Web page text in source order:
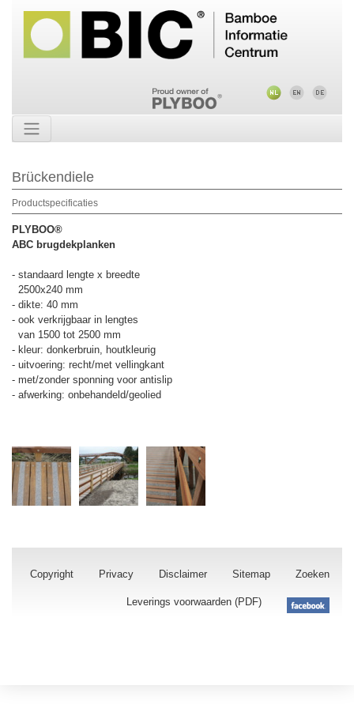
Brückendiele
Productspecificaties
PLYBOO®
ABC brugdekplanken
- standaard lengte x breedte
2500x240 mm
- dikte: 40 mm
- ook verkrijgbaar in lengtes
van 1500 tot 2500 mm
- kleur: donkerbruin, houtkleurig
- uitvoering: recht/met vellingkant
- met/zonder sponning voor antislip
- afwerking: onbehandeld/geolied
Copyright Privacy Disclaimer Sitemap Zoeken
Leverings voorwaarden (PDF)